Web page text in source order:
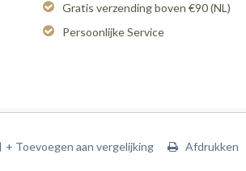
Gratis verzending boven €90 (NL)
Persoonlijke Service
+ Toevoegen aan vergelijking Afdrukken